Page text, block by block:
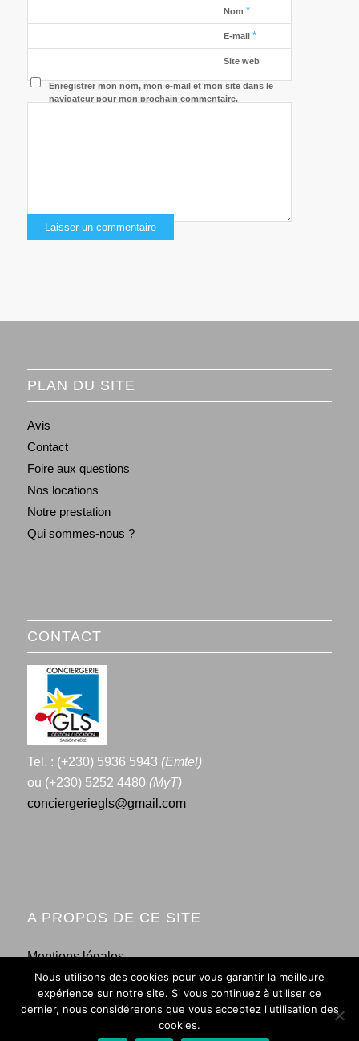
Nom *
E-mail *
Site web
Enregistrer mon nom, mon e-mail et mon site dans le
navigateur pour mon prochain commentaire.
PLAN DU SITE
Avis
Contact
Foire aux questions
Nos locations
Notre prestation
Qui sommes-nous ?
CONTACT
Tel. : (+230) 5936 5943 (Emtel)
ou (+230) 5252 4480 (MyT)
conciergeriegls@gmail.com
A PROPOS DE CE SITE
Mentions légales
Conditions générales de vente
Nous utilisons des cookies pour vous garantir la meilleure
expérience sur notre site. Si vous continuez à utiliser ce
dernier, nous considérerons que vous acceptez l'utilisation des
cookies.